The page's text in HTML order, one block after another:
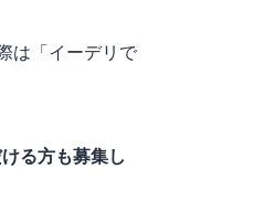
は「イーデリで
る方も募集し